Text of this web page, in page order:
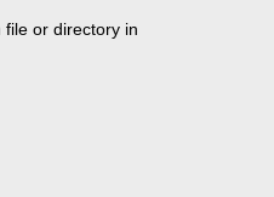
or directory in